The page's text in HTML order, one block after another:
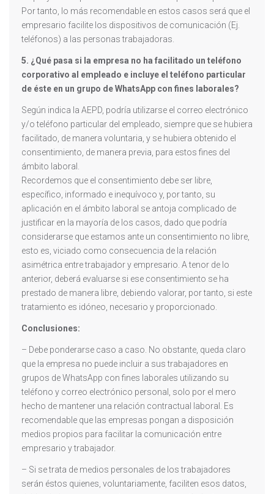
Por tanto, lo más recomendable en estos casos será que el
empresario facilite los dispositivos de comunicación (Ej.
teléfonos) a las personas trabajadoras.
5. ¿Qué pasa si la empresa no ha facilitado un teléfono
corporativo al empleado e incluye el teléfono particular
de éste en un grupo de WhatsApp con fines laborales?
Según indica la AEPD, podría utilizarse el correo electrónico
y/o teléfono particular del empleado, siempre que se hubiera
facilitado, de manera voluntaria, y se hubiera obtenido el
consentimiento, de manera previa, para estos fines del
ámbito laboral.
Recordemos que el consentimiento debe ser libre,
específico, informado e inequívoco y, por tanto, su
aplicación en el ámbito laboral se antoja complicado de
justificar en la mayoría de los casos, dado que podría
considerarse que estamos ante un consentimiento no libre,
esto es, viciado como consecuencia de la relación
asimétrica entre trabajador y empresario. A tenor de lo
anterior, deberá evaluarse si ese consentimiento se ha
prestado de manera libre, debiendo valorar, por tanto, si este
tratamiento es idóneo, necesario y proporcionado.
Conclusiones:
– Debe ponderarse caso a caso. No obstante, queda claro
que la empresa no puede incluir a sus trabajadores en
grupos de WhatsApp con fines laborales utilizando su
teléfono y correo electrónico personal, solo por el mero
hecho de mantener una relación contractual laboral. Es
recomendable que las empresas pongan a disposición
medios propios para facilitar la comunicación entre
empresario y trabajador.
– Si se trata de medios personales de los trabajadores
serán éstos quienes, voluntariamente, faciliten esos datos,